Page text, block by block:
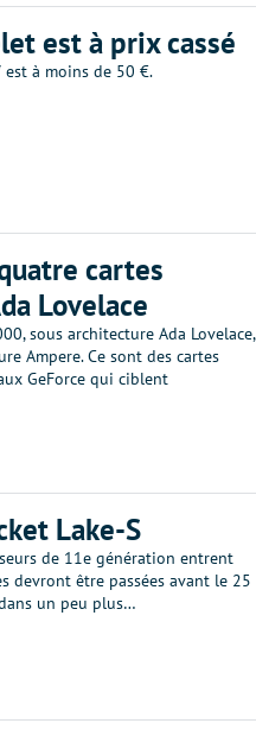
est à prix cassé
est à moins de 50 €.
cartes
Lovelace
sous architecture Ada Lovelace,
Ampere. Ce sont des cartes
GeForce qui ciblent
Lake-S
de 11e génération entrent
devront être passées avant le 25
un peu plus…